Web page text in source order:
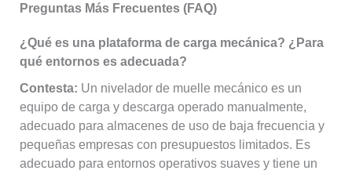
Preguntas Más Frecuentes (FAQ)
¿Qué es una plataforma de carga mecánica? ¿Para
qué entornos es adecuada?
Contesta: Un nivelador de muelle mecánico es un
equipo de carga y descarga operado manualmente,
adecuado para almacenes de uso de baja frecuencia y
pequeñas empresas con presupuestos limitados. Es
adecuado para entornos operativos suaves y tiene un